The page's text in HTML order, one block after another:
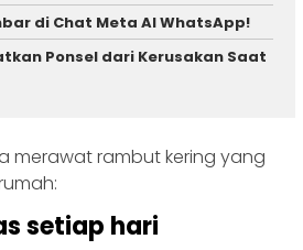
di Chat Meta AI WhatsApp!
Ponsel dari Kerusakan Saat
merawat rambut kering yang
setiap hari